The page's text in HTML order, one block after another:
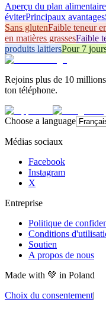
Aperçu du plan alimentaire
éviterPrincipaux avantages
Sans glutenFaible teneur
en matières grassesFaible
produits laitiersPour 7
Rejoins plus de 10
ton téléphone.
Choose a language
Médias sociaux
Facebook
Instagram
X
Entreprise
Politique de
Conditions
Soutien
A propos de nous
Made with 💚 in Poland
Choix du consentement|